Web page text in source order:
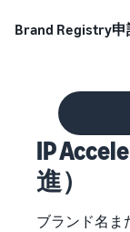
Brand Registry
IP
進）
ブランド名ま